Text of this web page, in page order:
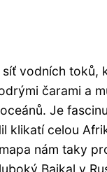
vodních toků,
čarami a
Je
klikatí celou
nám taky
Bajkal v